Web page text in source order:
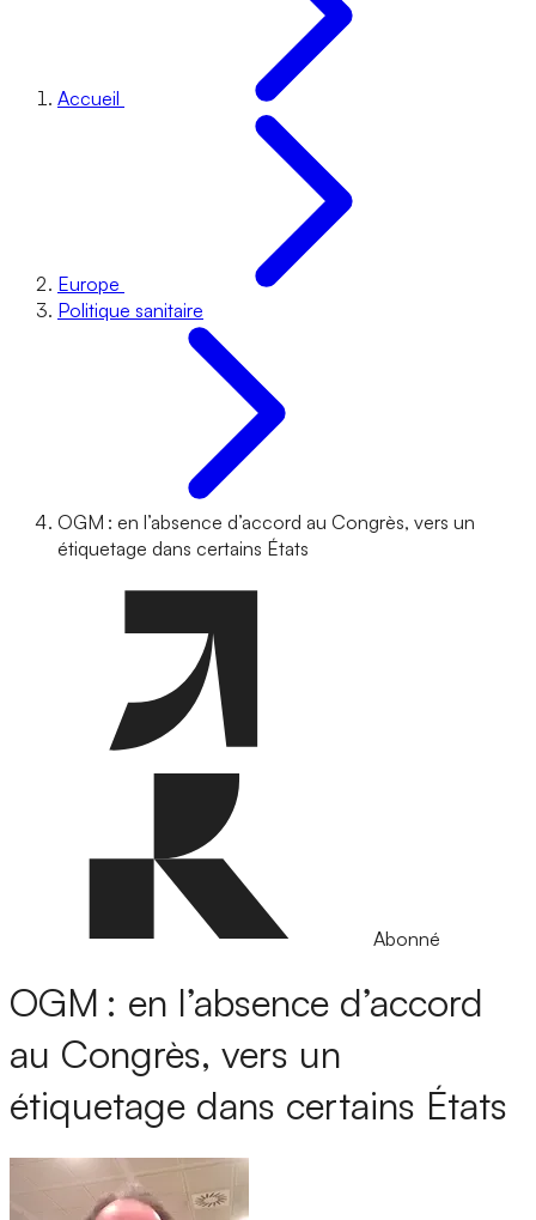
Accueil
Europe
Politique sanitaire
OGM : en l’absence d’accord au Congrès, vers un
étiquetage dans certains États
Abonné
OGM : en l’absence d’accord
au Congrès, vers un
étiquetage dans certains États